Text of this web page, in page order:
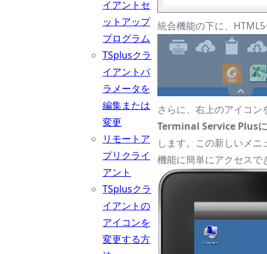
イアントセ
ットアップ
プログラム
TSplusクラ
イアントパ
ラメータを
編集または
変更
リモートア
プリクライ
アント
TSplusクラ
イアントの
アイコンを
変更する方
統合機能の下に、
さらに、右上のアイコ
Terminal Service Plus
します。この新しいメ
機能に簡単にアクセスで